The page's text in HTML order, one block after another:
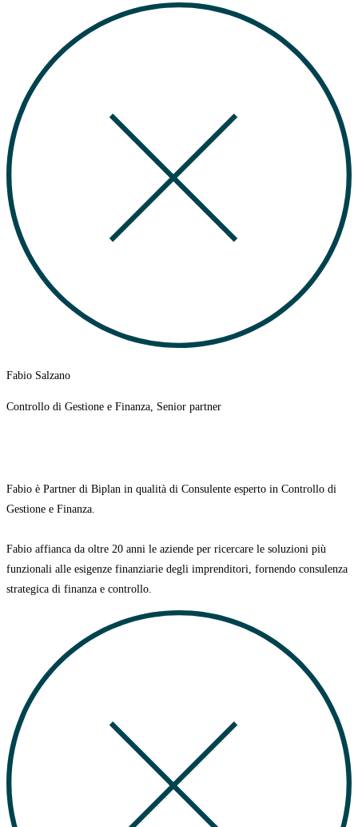
Fabio Salzano
Controllo di Gestione e Finanza, Senior partner
Fabio è Partner di Biplan in qualità di Consulente esperto in Controllo di
Gestione e Finanza.
Fabio affianca da oltre 20 anni le aziende per ricercare le soluzioni più
funzionali alle esigenze finanziarie degli imprenditori, fornendo consulenza
strategica di finanza e controllo.